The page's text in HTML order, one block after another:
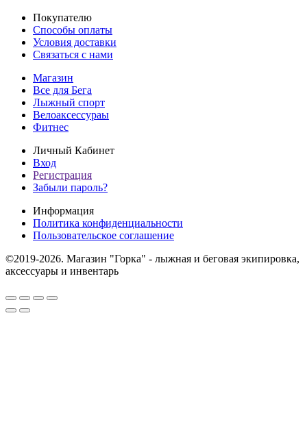
Покупателю
Способы оплаты
Условия доставки
Связаться с нами
Магазин
Все для Бега
Лыжный спорт
Велоаксессураы
Фитнес
Личный Кабинет
Вход
Регистрация
Забыли пароль?
Информация
Политика конфиденциальности
Пользовательское соглашение
©2019-2026. Магазин "Горка" - лыжная и беговая экипировка,
аксессуары и инвентарь